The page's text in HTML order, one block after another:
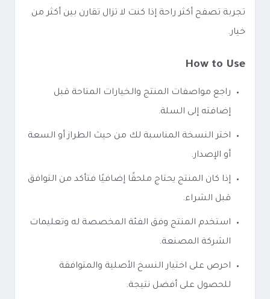
تجربة تصفح أكثر راحة إذا كنت لا تزال تقارن بين أكثر من
خيار.
How to Use
راجع مواصفات المنتج والخيارات المتاحة قبل
إضافته إلى السلة.
اختر النسخة المناسبة لك من حيث الطراز أو السعة
أو الإصدار.
إذا كان المنتج يحتاج ملحقًا إضافيًا فتأكد من التوافق
قبل الشراء.
استخدم المنتج وفق الفئة المخصصة له وتعليمات
الشركة المصنعة.
احرص على اختيار النسخ الأصلية والمتوافقة
للحصول على أفضل نتيجة.